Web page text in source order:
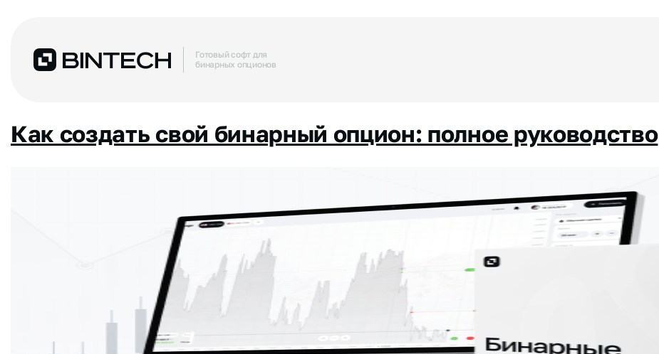
Готовый софт для
бинарных опционов
Как создать свой бинарный опцион: полное руководство